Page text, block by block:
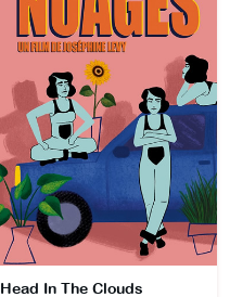
Head In The Clouds